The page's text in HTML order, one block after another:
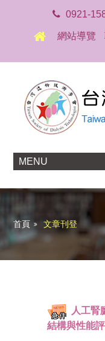
0921-
網站導覽
首頁 文章刊登
人工腎
結構與性能